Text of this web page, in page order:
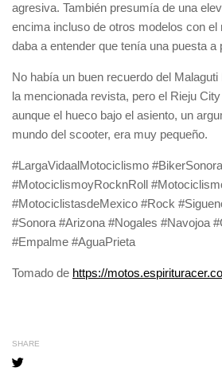
agresiva. También presumía de una
encima incluso de otros modelos con el
daba a entender que tenía una puesta a
No había un buen recuerdo del
la mencionada revista, pero el Rieju
aunque el hueco bajo el asiento, un
mundo del scooter, era muy pequeño.
#LargaVidaalMotociclismo
#MotociclismoyRocknRoll
#MotociclistasdeMexico #Rock
#Sonora #Arizona #Nogales #Navojoa
#Empalme #AguaPrieta
Tomado de https://
SHARE